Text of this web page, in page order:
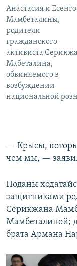
Анастасия и
Мамбеталины,
родители
гражданского
активиста
Мабеталина,
обвиняемого в
возбуждении
национальной
— Крысы,
чем мы, —
Поданы
защитниками
Серикжана
Мамбеталиной;
брата Армана